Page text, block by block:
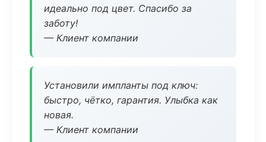
идеально под цвет. Спасибо за
заботу!
— Клиент компании
Установили импланты под ключ:
быстро, чётко, гарантия. Улыбка как
новая.
— Клиент компании